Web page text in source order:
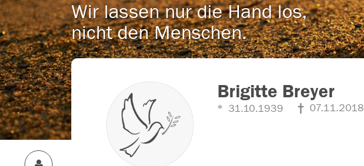
Wir lassen nur die Hand los,
nicht den Menschen.
Brigitte Breyer
31.10.1939 07.11.2018